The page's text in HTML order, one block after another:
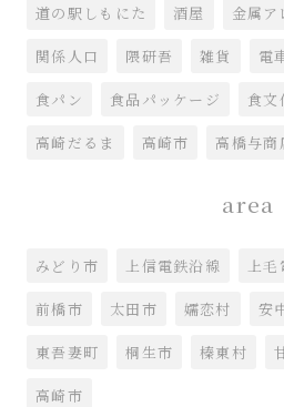
道の駅しもにた 酒屋 金属ア
関係人口 隈研吾 雑貨 電
食パン 食品パッケージ 食文
高崎だるま 高崎市 高橋与商
area
みどり市 上信電鉄沿線 上
前橋市 太田市 嬬恋村 安
東吾妻町 桐生市 榛東村
高崎市